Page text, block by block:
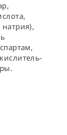
натрия),